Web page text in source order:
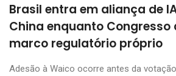
Brasil entra em aliança de
China enquanto
marco regulatório próprio
Adesão à Waico ocorre antes da